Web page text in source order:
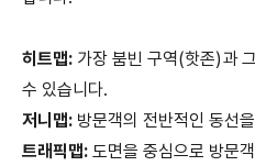
히트맵: 가장 붐빈 구역(핫존)과
수 있습니다.
저니맵: 방문객의 전반적인 동선
트래픽맵: 도면을 중심으로 방문